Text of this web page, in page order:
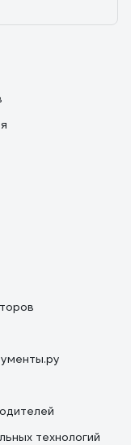
технологий